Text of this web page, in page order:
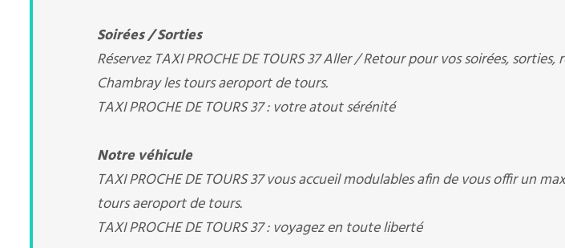
Soirées / Sorties
Réservez TAXI PROCHE DE TOURS 37 Aller / Retour pour vos soirées,
Chambray les tours aeroport de tours.
TAXI PROCHE DE TOURS 37 : votre atout sérénité
Notre véhicule
TAXI PROCHE DE TOURS 37 vous accueil modulables afin de vous offir un
tours aeroport de tours.
TAXI PROCHE DE TOURS 37 : voyagez en toute liberté